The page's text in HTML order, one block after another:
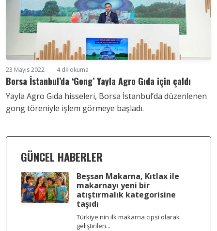
23 Mayıs 2022 4 dk okuma
Borsa İstanbul’da ‘Gong’ Yayla Agro Gıda için çaldı
Yayla Agro Gıda hisseleri, Borsa İstanbul’da düzenlenen
gong töreniyle işlem görmeye başladı.
GÜNCEL HABERLER
Beşsan Makarna, Kıtlax ile
makarnayı yeni bir
atıştırmalık kategorisine
taşıdı
Türkiye'nin ilk makarna cipsi olarak
geliştirilen...